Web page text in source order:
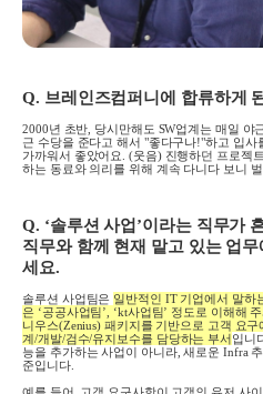
Q. 브레인즈컴퍼니에 합류하게
2000년 초반 당시만해도 SW업계는 매일 야
근 수당을 준다고 해서 "좋다구나!"하고 입사
가까워서 좋았어요 . (웃음) 진행하던 프로젝
하는 동료와 의리를 위해 계속 다니다 보니
Q. ‘솔루션 사업 ’이라는 직무가
직무와 함께 현재 맡고 있는 업
세요.
솔루션 사업팀은 일반적인 IT 기업에서 말하
은 ‘공공사업팀’, ‘kt사업팀’ 정도로 이해해
니우스(Zenius) 패키지를 기반으로 고객 요
계/개발/검수/유지보수를 담당하는 부서입니
능을 추가하는 사업이 아니라,새로운 Infra
준입니다.